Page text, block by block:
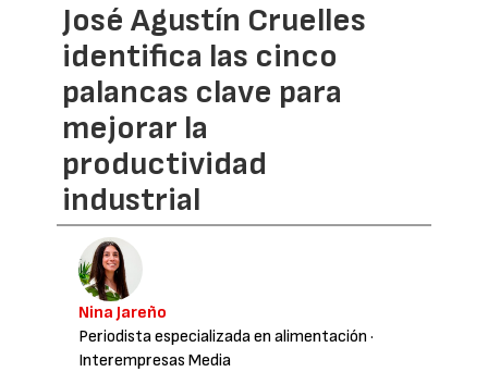
José Agustín Cruelles
identifica las cinco
palancas clave para
mejorar la
productividad
industrial
Nina Jareño
Periodista especializada en alimentación ·
Interempresas Media